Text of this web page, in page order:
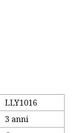
LLY1016
3 anni